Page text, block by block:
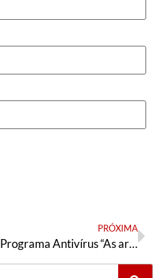
PRÓXIMA
Programa Antivírus “As armas de Bolsonaro: militares, policiais e milicianos”